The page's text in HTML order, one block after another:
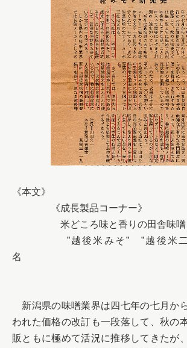
《本文》
《成長製品コーナー》
米どころ味と香りの田舎
”越後米みそ”　”越後米二
名
新潟県の味噌業界は四七年の七月か
われた価格の改訂も一段落して、秋の
販ともに極めて活況に推移してきたが